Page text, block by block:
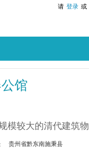
请 登录 或
馆
模较大的清代建筑物
贵州省黔东南施秉县